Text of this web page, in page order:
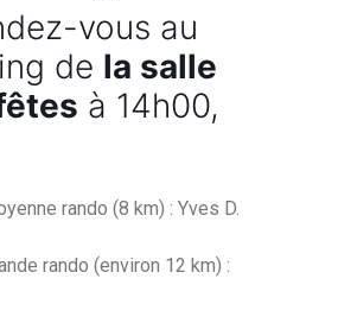
vous au
de la salle
à 14h00,
rando (8 km) : Yves D.
rando (environ 12 km) :